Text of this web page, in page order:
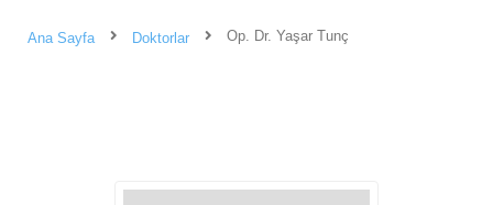
Ana Sayfa Doktorlar Op. Dr. Yaşar Tunç